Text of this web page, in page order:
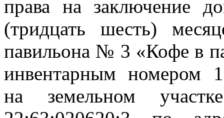
права на заключение
(тридцать шесть)
павильона № 3 «Кофе в
инвентарным номером
на земельном